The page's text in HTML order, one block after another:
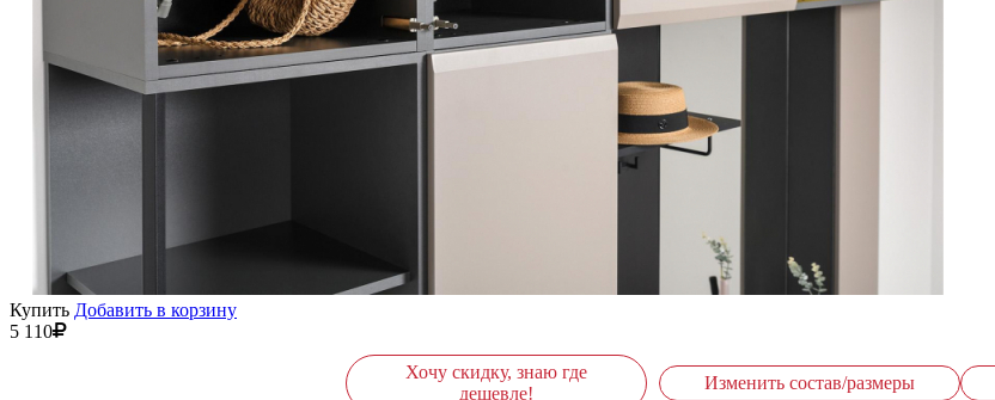
Купить Добавить в корзину
5 110
Хочу скидку, знаю где
дешевле!
Изменить состав/размеры